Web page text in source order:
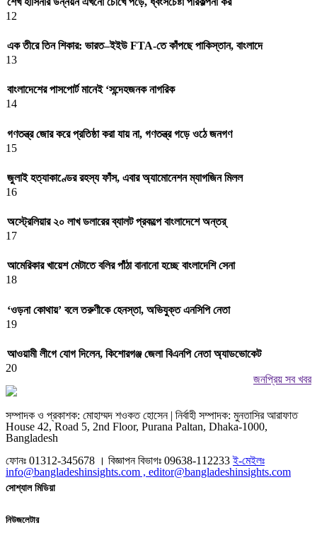
12
এক তীরে তিন শিকার: ভারত–ইইউ FTA-তে কাঁপছে পাকিস্তান, বাংলাদে
13
বাংলাদেশের পাসপোর্ট মানেই ‘সন্দেহজনক নাগরিক
14
গণতন্ত্র জোর করে প্রতিষ্ঠা করা যায় না, গণতন্ত্র গড়ে ওঠে জনগণ
15
জুলাই হত্যাকাণ্ডের রহস্য ফাঁস, এবার অ্যামোনেশন ম্যাগজিন মিলল
16
অস্ট্রেলিয়ার ২০ লাখ ডলারের ব্যালট প্রকল্পে বাংলাদেশে অন্তর্
17
আমেরিকার খায়েশ মেটাতে বলির পাঁঠা বানানো হচ্ছে বাংলাদেশি সেনা
18
‘ওড়না কোথায়’ বলে তরুণীকে হেনস্তা, অভিযুক্ত এনসিপি নেতা
19
আওয়ামী লীগে যোগ দিলেন, কিশোরগঞ্জ জেলা বিএনপি নেতা অ্যাডভোকেট
20
জনপ্রিয় সব খবর
সম্পাদক ও প্রকাশক: মোহাম্মদ শওকত হোসেন | নির্বাহী সম্পাদক: মুনতাসির আরাফাত
House 42, Road 5, 2nd Floor, Purana Paltan, Dhaka-1000,
Bangladesh
ফোনঃ 01312-345678 । বিজ্ঞাপন বিভাগঃ 09638-112233ই-মেইলঃ
info@bangladeshinsights.com , editor@bangladeshinsights.com
সোশ্যাল মিডিয়া
নিউজলেটার